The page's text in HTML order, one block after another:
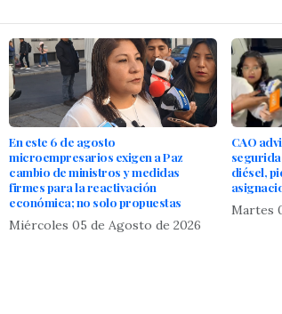
En este 6 de agosto
microempresarios exigen a Paz
cambio de ministros y medidas
firmes para la reactivación
económica; no solo propuestas
Miércoles 05 de Agosto de 2026
CAO
diésel,
Martes